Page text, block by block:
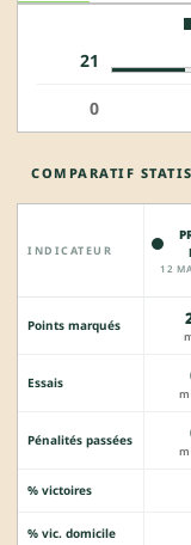
21
0
COMPARATIF
INDICATEUR
12
Points marqués
Essais
Pénalités passées
% victoires
% vic. domicile